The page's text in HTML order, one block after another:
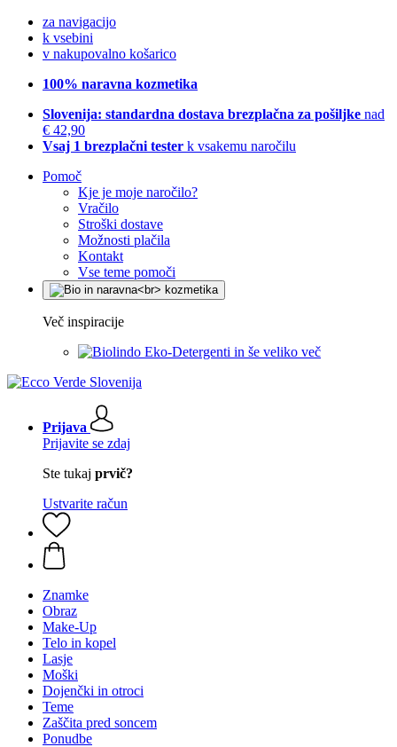
za navigacijo
k vsebini
v nakupovalno košarico
100% naravna kozmetika
Slovenija: standardna dostava brezplačna za pošiljke nad
€ 42,90
Vsaj 1 brezplačni tester k vsakemu naročilu
Pomoč
Kje je moje naročilo?
Vračilo
Stroški dostave
Možnosti plačila
Kontakt
Vse teme pomoči
Več inspiracije
Eko-Detergenti in še veliko več
Prijava
Prijavite se zdaj
Ste tukaj prvič?
Ustvarite račun
Znamke
Obraz
Make-Up
Telo in kopel
Lasje
Moški
Dojenčki in otroci
Teme
Zaščita pred soncem
Ponudbe